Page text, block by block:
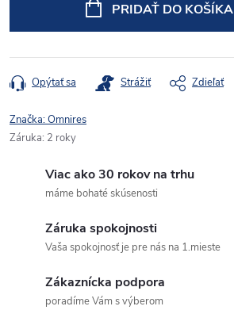
PRIDAŤ DO KOŠÍKA
Opýtať sa Strážiť Zdieľať
Značka:Omnires
Záruka: 2 roky
Viac ako 30 rokov na trhu
máme bohaté skúsenosti
Záruka spokojnosti
Vaša spokojnosť je pre nás na 1.mieste
Zákaznícka podpora
poradíme Vám s výberom